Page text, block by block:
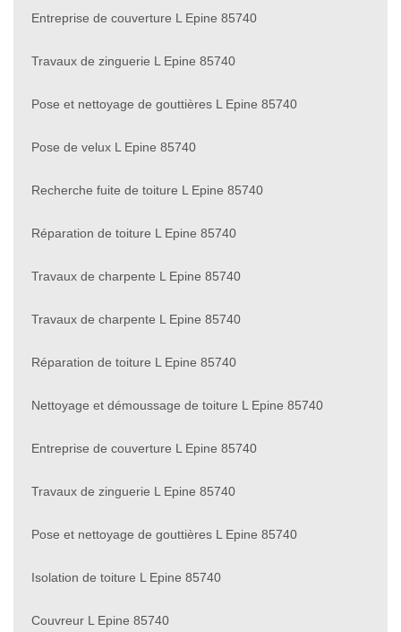
Entreprise de couverture L Epine 85740
Travaux de zinguerie L Epine 85740
Pose et nettoyage de gouttières L Epine 85740
Pose de velux L Epine 85740
Recherche fuite de toiture L Epine 85740
Réparation de toiture L Epine 85740
Travaux de charpente L Epine 85740
Travaux de charpente L Epine 85740
Réparation de toiture L Epine 85740
Nettoyage et démoussage de toiture L Epine 85740
Entreprise de couverture L Epine 85740
Travaux de zinguerie L Epine 85740
Pose et nettoyage de gouttières L Epine 85740
Isolation de toiture L Epine 85740
Couvreur L Epine 85740